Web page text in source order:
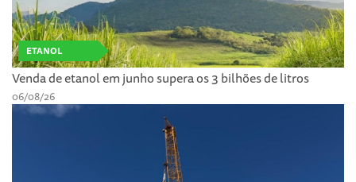
ETANOL
Venda de etanol em junho supera os 3 bilhões de litros
06/08/26